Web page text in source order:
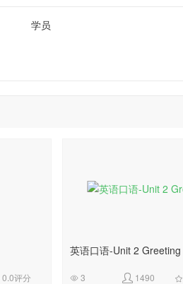
学员
0.0评分
英语口语-Unit 2 Greeting
 3  1490 